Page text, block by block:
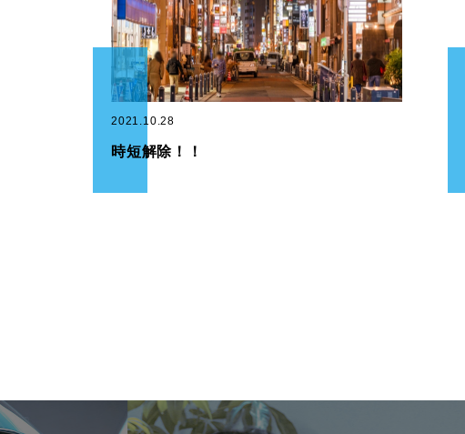
2021.10.28
時短解除！！